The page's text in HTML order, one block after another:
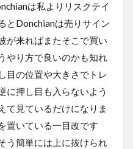
は私よりリスクテイ
とDonchianは売りサイン
が来ればまたそこで買い
やり方で良いのかも知れ
目の位置や大きさでトレ
に押し目も入らないよう
て見ているだけになりま
置いている一目改です
う簡単には上に抜けられ